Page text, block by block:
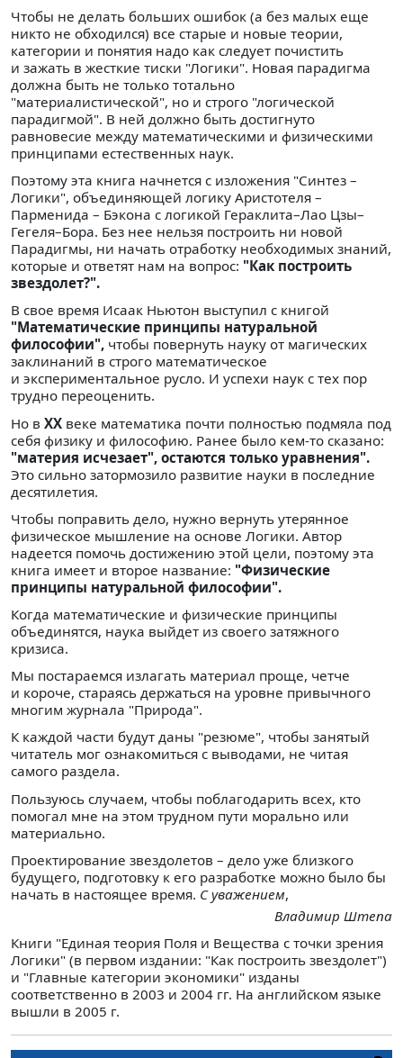
Чтобы не делать больших ошибок (а без малых еще
никто не обходился) все старые и новые теории,
категории и понятия надо как следует почистить
и зажать в жесткие тиски "Логики". Новая парадигма
должна быть не только тотально
"материалистической", но и строго "логической
парадигмой". В ней должно быть достигнуто
равновесие между математическими и физическими
принципами естественных наук.
Поэтому эта книга начнется с изложения "Синтез –
Логики", объединяющей логику Аристотеля –
Парменида – Бэкона с логикой Гераклита–Лао Цзы–
Гегеля–Бора. Без нее нельзя построить ни новой
Парадигмы, ни начать отработку необходимых знаний,
которые и ответят нам на вопрос: "Как построить
звездолет?".
В свое время Исаак Ньютон выступил с книгой
"Математические принципы натуральной
философии", чтобы повернуть науку от магических
заклинаний в строго математическое
и экспериментальное русло. И успехи наук с тех пор
трудно переоценить.
Но в XX веке математика почти полностью подмяла под
себя физику и философию. Ранее было кем-то сказано:
"материя исчезает", остаются только уравнения".
Это сильно затормозило развитие науки в последние
десятилетия.
Чтобы поправить дело, нужно вернуть утерянное
физическое мышление на основе Логики. Автор
надеется помочь достижению этой цели, поэтому эта
книга имеет и второе название: "Физические
принципы натуральной философии".
Когда математические и физические принципы
объединятся, наука выйдет из своего затяжного
кризиса.
Мы постараемся излагать материал проще, четче
и короче, стараясь держаться на уровне привычного
многим журнала "Природа".
К каждой части будут даны "резюме", чтобы занятый
читатель мог ознакомиться с выводами, не читая
самого раздела.
Пользуюсь случаем, чтобы поблагодарить всех, кто
помогал мне на этом трудном пути морально или
материально.
Проектирование звездолетов – дело уже близкого
будущего, подготовку к его разработке можно было бы
начать в настоящее время. С уважением,
Владимир Штепа
Книги "Единая теория Поля и Вещества с точки зрения
Логики" (в первом издании: "Как построить звездолет")
и "Главные категории экономики" изданы
соответственно в 2003 и 2004 гг. На английском языке
вышли в 2005 г.